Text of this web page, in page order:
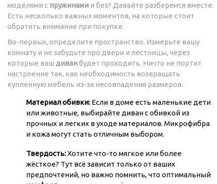
моделями с пружинами и без? Давайте разберёмся вместе.
Есть несколько важных моментов, на которые стоит
обратить внимание при покупке.
Во-первых, определите пространство. Измерьте вашу
комнату и не забудьте про двери и лестницы, через
которые ваш диванбудет проходить. Ничто не портит
настроение так, как необходимость возвращать
купленную мебель из-за несовпадения размеров.
Материал обивки: Если в доме есть маленькие дети
или животные, выбирайте диван с обивкой из
прочных и легких в уходе материалов. Микрофибра
и кожа могут стать отличным выбором.
Твердость:Хотите что-то мягкое или более
жёсткое? Тут всё зависит только от ваших
предпочтений, но важно помнить, что оптимальный